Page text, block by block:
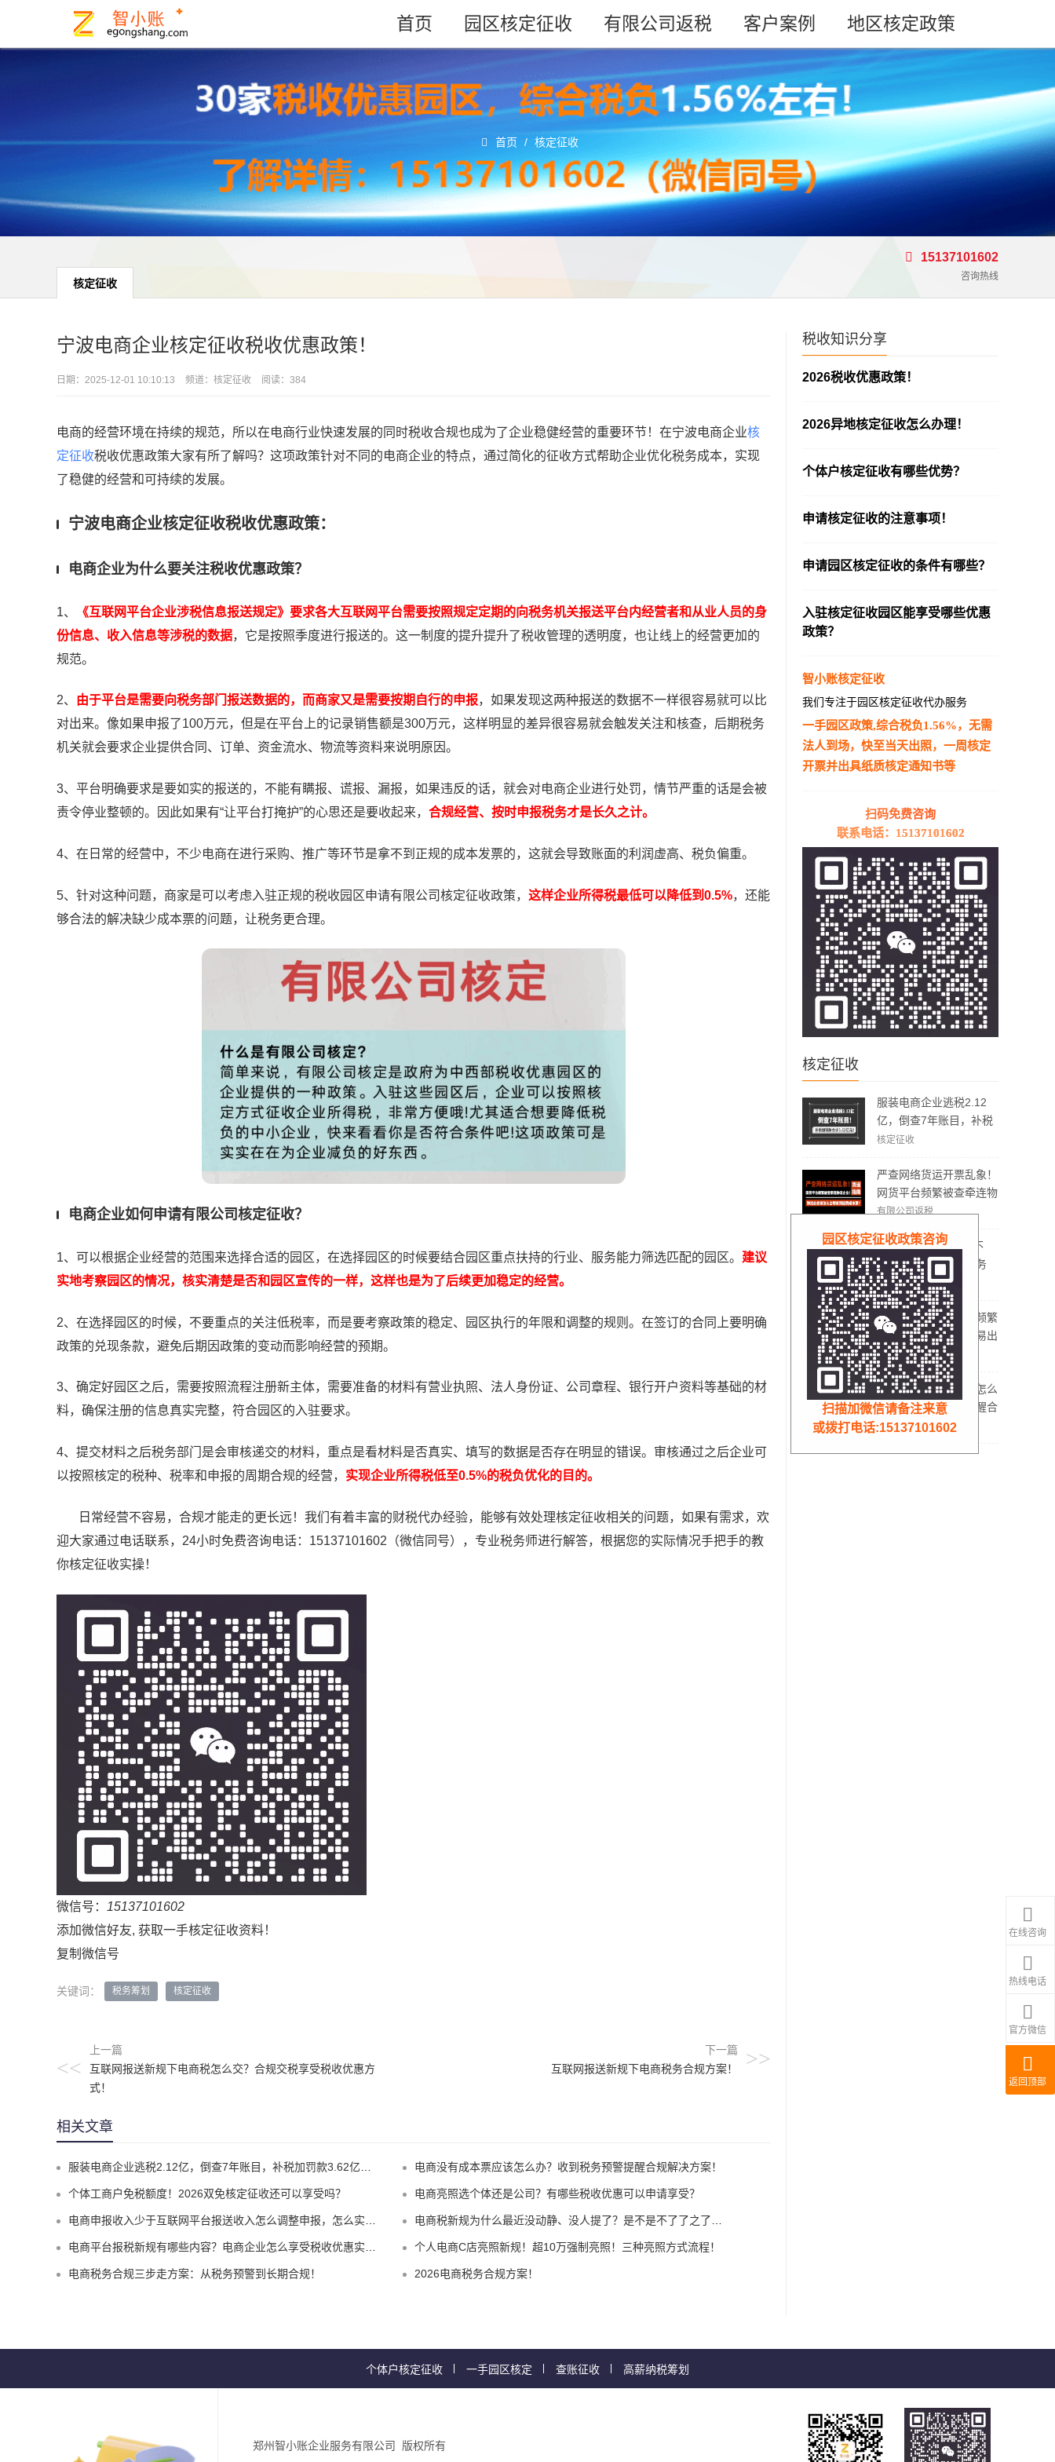
首页 园区核定征收 有限公司返税 客户案例 地区核定政策
首页 / 核定征收
核定征收
15137101602
咨询热线
税收知识分享
2026税收优惠政策！
2026异地核定征收怎么办理！
个体户核定征收有哪些优势？
申请核定征收的注意事项！
申请园区核定征收的条件有哪些？
入驻核定征收园区能享受哪些优惠
政策？
智小账核定征收
我们专注于园区核定征收代办服务
一手园区政策,综合税负1.56%，无需
法人到场，快至当天出照，一周核定
开票并出具纸质核定通知书等
扫码免费咨询
联系电话：15137101602
核定征收
服装电商企业逃税2.12
亿，倒查7年账目，补税
加罚款3.62亿元！
核定征收
严查网络货运开票乱象！
网货平台频繁被查牵连物
流企业！物流企业该怎么
有限公司返税
200多万运费发票开不
出！网货平台仅退服务
费，运费成本拿不到怎么
办？
有限公司返税
物流企业、网货平台频繁
被稽查，哪些方面容易出
现问题？怎么实现合规经
营？
有限公司返税
电商没有成本票应该怎么
办？收到税务预警提醒合
规解决方案！
核定征收
宁波电商企业核定征收税收优惠政策！
日期： 2025-12-01 10:10:13 频道： 核定征收 阅读：384
电商的经营环境在持续的规范，所以在电商行业快速发展的同时税收合规也成为了企业稳健经营的重要环节！在宁波电商企业核
定征收税收优惠政策大家有所了解吗？这项政策针对不同的电商企业的特点，通过简化的征收方式帮助企业优化税务成本，实现
了稳健的经营和可持续的发展。
宁波电商企业核定征收税收优惠政策：
电商企业为什么要关注税收优惠政策？
1、
《互联网平台企业涉税信息报送规定》要求各大互联网平台需要按照规定定期的向税务机关报送平台内经营者和从业人员的身
份信息、收入信息等涉税的数据，它是按照季度进行报送的。这一制度的提升提升了税收管理的透明度，也让线上的经营更加的
规范。
2、 由于平台是需要向税务部门报送数据的，而商家又是需要按期自行的申报，如果发现这两种报送的数据不一样很容易就可以比
对出来。像如果申报了100万元，但是在平台上的记录销售额是300万元，这样明显的差异很容易就会触发关注和核查，后期税务
机关就会要求企业提供合同、订单、资金流水、物流等资料来说明原因。
3、平台明确要求是要如实的报送的，不能有瞒报、谎报、漏报，如果违反的话，就会对电商企业进行处罚，情节严重的话是会被
责令停业整顿的。因此如果有“让平台打掩护”的心思还是要收起来， 合规经营、按时申报税务才是长久之计。
4、在日常的经营中，不少电商在进行采购、推广等环节是拿不到正规的成本发票的，这就会导致账面的利润虚高、税负偏重。
5、针对这种问题，商家是可以考虑入驻正规的税收园区申请有限公司核定征收政策， 这样企业所得税最低可以降低到0.5%，还能
够合法的解决缺少成本票的问题，让税务更合理。
电商企业如何申请有限公司核定征收？
1、可以根据企业经营的范围来选择合适的园区，在选择园区的时候要结合园区重点扶持的行业、服务能力筛选匹配的园区。 建议
实地考察园区的情况，核实清楚是否和园区宣传的一样，这样也是为了后续更加稳定的经营。
2、在选择园区的时候，不要重点的关注低税率，而是要考察政策的稳定、园区执行的年限和调整的规则。在签订的合同上要明确
政策的兑现条款，避免后期因政策的变动而影响经营的预期。
3、确定好园区之后，需要按照流程注册新主体，需要准备的材料有营业执照、法人身份证、公司章程、银行开户资料等基础的材
料，确保注册的信息真实完整，符合园区的入驻要求。
4、提交材料之后税务部门是会审核递交的材料，重点是看材料是否真实、填写的数据是否存在明显的错误。审核通过之后企业可
以按照核定的税种、税率和申报的周期合规的经营， 实现企业所得税低至0.5%的税负优化的目的。
日常经营不容易，合规才能走的更长远！我们有着丰富的财税代办经验，能够有效处理核定征收相关的问题，如果有需求，欢
迎大家通过电话联系，24小时免费咨询电话：15137101602（微信同号），专业税务师进行解答，根据您的实际情况手把手的教
你核定征收实操！
微信号： 15137101602
添加微信好友, 获取一手核定征收资料！
复制微信号
关键词： 税务筹划 核定征收
<<
上一篇
互联网报送新规下电商税怎么交？合规交税享受税收优惠方
式！
下一篇
互联网报送新规下电商税务合规方案！
>>
相关文章
服装电商企业逃税2.12亿，倒查7年账目，补税加罚款3.62亿元！ 电商没有成本票应该怎么办？收到税务预警提醒合规解决方案！
个体工商户免税额度！2026双免核定征收还可以享受吗？ 电商亮照选个体还是公司？有哪些税收优惠可以申请享受？
电商申报收入少于互联网平台报送收入怎么调整申报，怎么实现合规申报享受税收优惠！ 电商税新规为什么最近没动静、没人提了？是不是不了了之了嘛？
电商平台报税新规有哪些内容？电商企业怎么享受税收优惠实现税务合规？ 个人电商C店亮照新规！超10万强制亮照！三种亮照方式流程！
电商税务合规三步走方案：从税务预警到长期合规！ 2026电商税务合规方案！
在线咨询
热线电话
官方微信
返回顶部
个体户核定征收 一手园区核定 查账征收 高薪纳税筹划
郑州智小账企业服务有限公司 版权所有
园区核定征收政策咨询
扫描加微信请备注来意
或拨打电话:15137101602